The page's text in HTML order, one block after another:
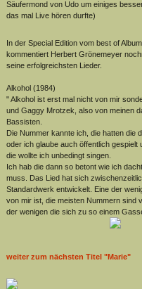
Säufermond von Udo um einiges
das mal Live hören durfte)
In der Special Edition vom best of
kommentiert Herbert Grönemeyer
seine erfolgreichsten Lieder.
Alkohol (1984)
" Alkohol ist erst mal nicht von mir
und Gaggy Mrotzek, also von meinen
Bassisten.
Die Nummer kannte ich, die hatten die
oder ich glaube auch öffentlich gespielt
die wollte ich unbedingt singen.
Ich hab die dann so betont wie ich
muss. Das Lied hat sich
Standardwerk entwickelt. Eine der
von mir ist, die meisten Nummern sind
der wenigen die sich zu so einem
weiter zum nächsten Titel "Marie"